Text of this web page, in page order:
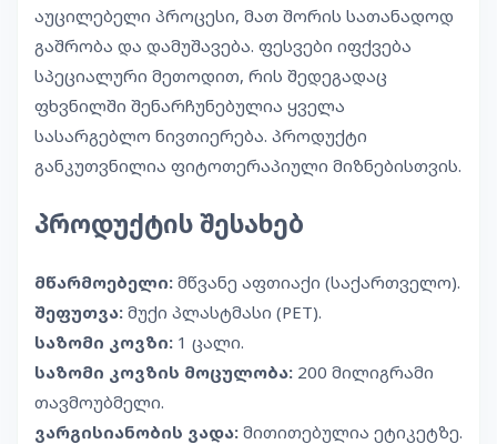
აუცილებელი პროცესი, მათ შორის სათანადოდ
გაშრობა და დამუშავება. ფესვები იფქვება
სპეციალური მეთოდით, რის შედეგადაც
ფხვნილში შენარჩუნებულია ყველა
სასარგებლო ნივთიერება. პროდუქტი
განკუთვნილია ფიტოთერაპიული მიზნებისთვის.
პროდუქტის შესახებ
მწარმოებელი: მწვანე აფთიაქი (საქართველო).
შეფუთვა: მუქი პლასტმასი (PET).
საზომი კოვზი: 1 ცალი.
საზომი კოვზის მოცულობა: 200 მილიგრამი
თავმოუბმელი.
ვარგისიანობის ვადა: მითითებულია ეტიკეტზე.